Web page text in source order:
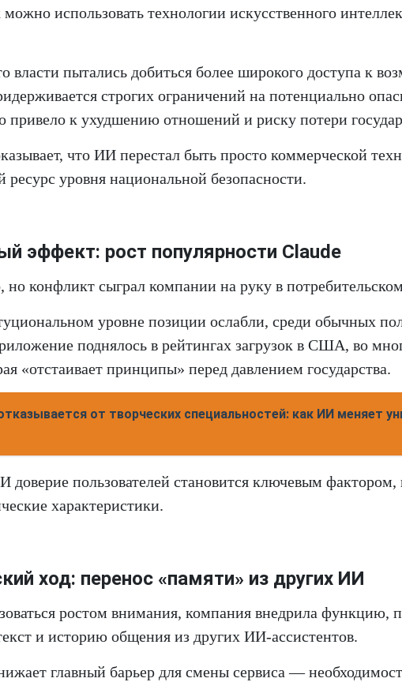
можно использовать технологии искусственного
власти пытались добиться более широкого доступа к
строгих ограничений на потенциально
привело к ухудшению отношений и риску потери
что ИИ перестал быть просто коммерческой
ресурс уровня национальной безопасности.
эффект: рост популярности Claude
но конфликт сыграл компании на руку в
уровне позиции ослабли, среди обычных
поднялось в рейтингах загрузок в США, во
«отстаивает принципы» перед давлением государства.
от творческих специальностей: как ИИ меняет
доверие пользователей становится ключевым
характеристики.
ход: перенос «памяти» из других ИИ
ростом внимания, компания внедрила функцию,
и историю общения из других ИИ-ассистентов.
главный барьер для смены сервиса —